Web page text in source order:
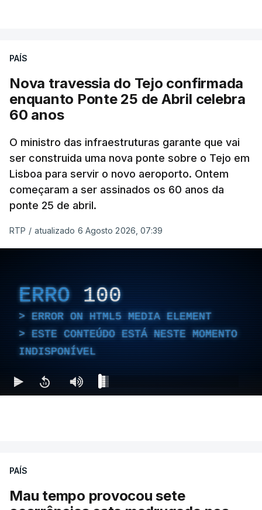
PAÍS
Nova travessia do Tejo confirmada
enquanto Ponte 25 de Abril celebra
60 anos
O ministro das infraestruturas garante que vai
ser construida uma nova ponte sobre o Tejo em
Lisboa para servir o novo aeroporto. Ontem
começaram a ser assinados os 60 anos da
ponte 25 de abril.
RTP / atualizado 6 Agosto 2026, 07:39
ERRO 100
ERROR ON HTML5 MEDIA ELEMENT
ESTE CONTEÚDO ESTÁ NESTE MOMENTO
INDISPONÍVEL
PAÍS
Mau tempo provocou sete